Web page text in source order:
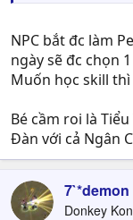
NPC bắt đc làm
ngày sẽ đc chọn
Muốn học skill
Bé cầm roi là
Đàn với cả Ngân
7`*demon
Donkey